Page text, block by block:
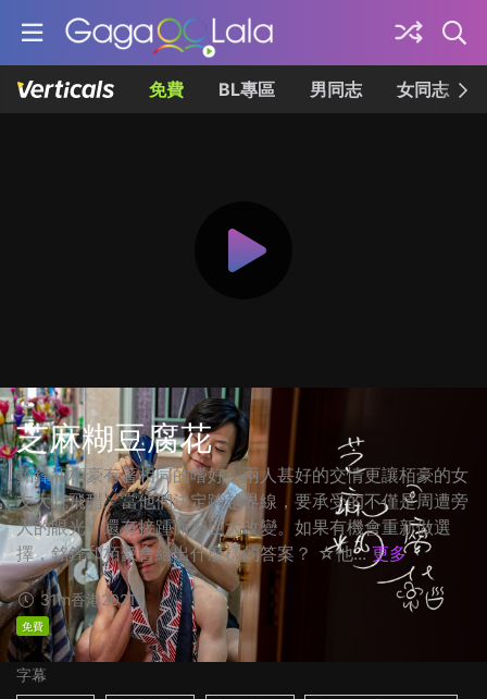
免費 BL專區 男同志 女同志
芝麻糊豆腐花
銘鋒和栢豪有著相同的嗜好，兩人甚好的交情更讓栢豪的女
友大吃飛醋。當他們決定跨越界線，要承受的不僅是周遭旁
人的眼光，還有接踵而來巨大改變。如果有機會重新做選
擇，銘鋒和栢豪會給出什麼樣的答案？ ☆他... 更多
31m香港2021
免費
字幕